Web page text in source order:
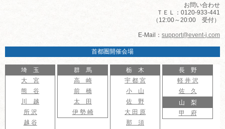
お問い合わせ
ＴＥＬ：0120-933-441
（12:00～20:00 受付）
E-Mail： support@event-j.com
首都圏開催会場
埼 玉
大 宮
熊 谷
川 越
所 沢
越 谷
群 馬
高 崎
前 橋
太 田
伊 勢 崎
栃 木
宇 都 宮
小 山
佐 野
大 田 原
那 須
長 野
軽 井 沢
佐 久
山 梨
甲 府